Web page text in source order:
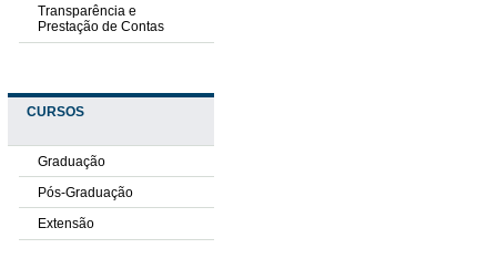
Transparência e
Prestação de Contas
CURSOS
Graduação
Pós-Graduação
Extensão